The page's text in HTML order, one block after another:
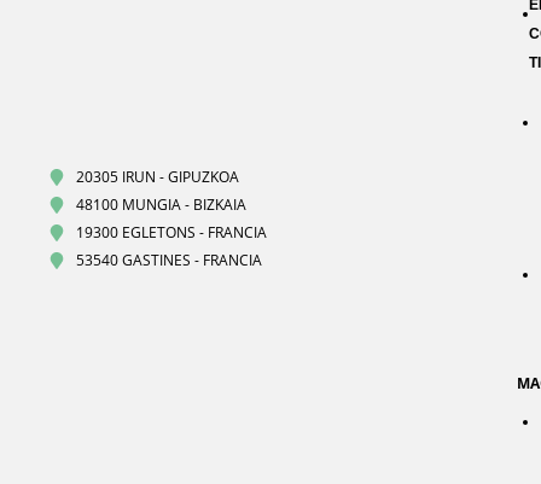
20305 IRUN - GIPUZKOA
48100 MUNGIA - BIZKAIA
19300 EGLETONS - FRANCIA
53540 GASTINES - FRANCIA